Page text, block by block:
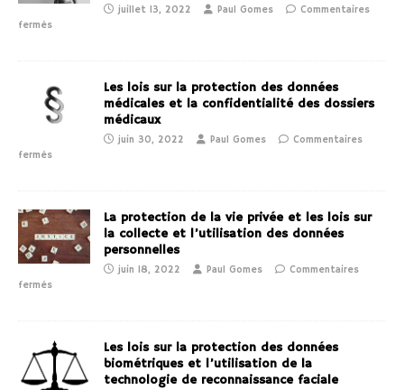
juillet 13, 2022 Paul Gomes
Commentaires
fermés
Les lois sur la protection des données
médicales et la confidentialité des dossiers
médicaux
juin 30, 2022 Paul Gomes
Commentaires
fermés
La protection de la vie privée et les lois sur
la collecte et l’utilisation des données
personnelles
juin 18, 2022 Paul Gomes
Commentaires
fermés
Les lois sur la protection des données
biométriques et l’utilisation de la
technologie de reconnaissance faciale